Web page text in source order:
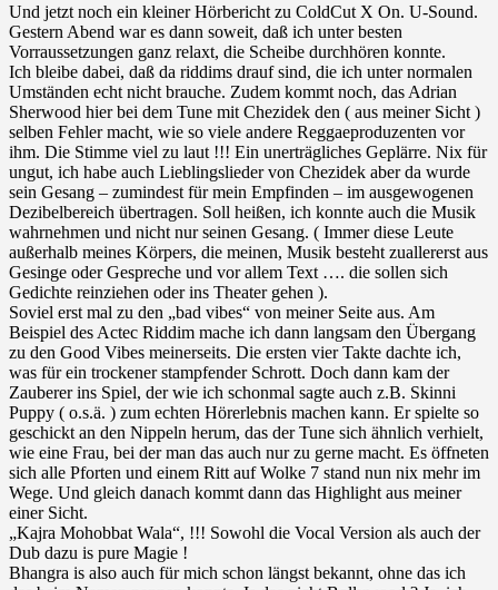
Und jetzt noch ein kleiner Hörbericht zu ColdCut X On. U-Sound.
Gestern Abend war es dann soweit, daß ich unter besten
Vorraussetzungen ganz relaxt, die Scheibe durchhören konnte.
Ich bleibe dabei, daß da riddims drauf sind, die ich unter normalen
Umständen echt nicht brauche. Zudem kommt noch, das Adrian
Sherwood hier bei dem Tune mit Chezidek den ( aus meiner Sicht )
selben Fehler macht, wie so viele andere Reggaeproduzenten vor
ihm. Die Stimme viel zu laut !!! Ein unerträgliches Geplärre. Nix für
ungut, ich habe auch Lieblingslieder von Chezidek aber da wurde
sein Gesang – zumindest für mein Empfinden – im ausgewogenen
Dezibelbereich übertragen. Soll heißen, ich konnte auch die Musik
wahrnehmen und nicht nur seinen Gesang. ( Immer diese Leute
außerhalb meines Körpers, die meinen, Musik besteht zuallererst aus
Gesinge oder Gespreche und vor allem Text …. die sollen sich
Gedichte reinziehen oder ins Theater gehen ).
Soviel erst mal zu den „bad vibes“ von meiner Seite aus. Am
Beispiel des Actec Riddim mache ich dann langsam den Übergang
zu den Good Vibes meinerseits. Die ersten vier Takte dachte ich,
was für ein trockener stampfender Schrott. Doch dann kam der
Zauberer ins Spiel, der wie ich schonmal sagte auch z.B. Skinni
Puppy ( o.s.ä. ) zum echten Hörerlebnis machen kann. Er spielte so
geschickt an den Nippeln herum, das der Tune sich ähnlich verhielt,
wie eine Frau, bei der man das auch nur zu gerne macht. Es öffneten
sich alle Pforten und einem Ritt auf Wolke 7 stand nun nix mehr im
Wege. Und gleich danach kommt dann das Highlight aus meiner
einer Sicht.
„Kajra Mohobbat Wala“, !!! Sowohl die Vocal Version als auch der
Dub dazu is pure Magie !
Bhangra is also auch für mich schon längst bekannt, ohne das ich